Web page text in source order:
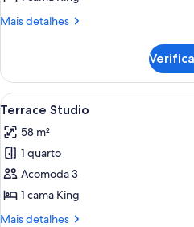
Suite
Mais detalhes
Mais
One
Bedroom
Suite
View
Carrega
todas
as
fotos
de
Terrace
Studio
6
Terrace Studio
58 m²
1 quarto
Acomoda 3
1 cama King
Mais detalhes
Mais